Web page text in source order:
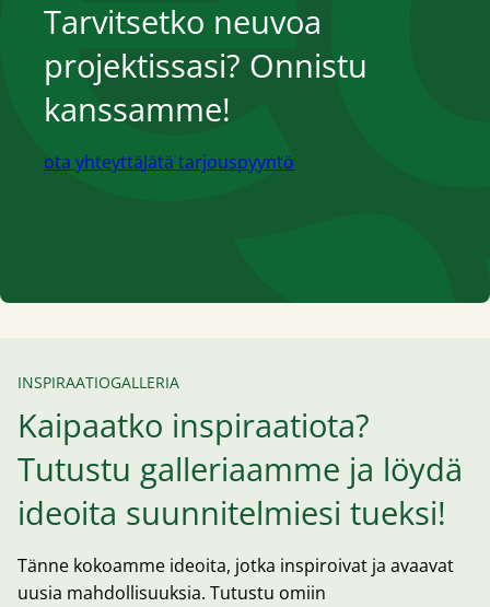
Tarvitsetko neuvoa
projektissasi? Onnistu
kanssamme!
ota yhteyttäJätä tarjouspyyntö
INSPIRAATIOGALLERIA
Kaipaatko inspiraatiota?
Tutustu galleriaamme ja löydä
ideoita suunnitelmiesi tueksi!
Tänne kokoamme ideoita, jotka inspiroivat ja avaavat
uusia mahdollisuuksia. Tutustu omiin